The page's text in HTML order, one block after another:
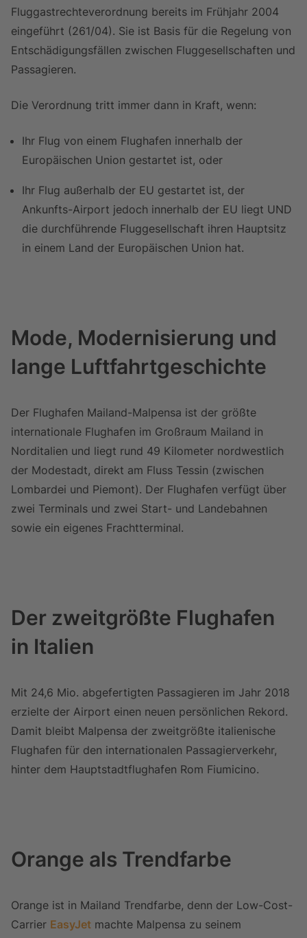
Fluggastrechteverordnung bereits im Frühjahr 2004
eingeführt (261/04). Sie ist Basis für die Regelung von
Entschädigungsfällen zwischen Fluggesellschaften und
Passagieren.
Die Verordnung tritt immer dann in Kraft, wenn:
Ihr Flug von einem Flughafen innerhalb der
Europäischen Union gestartet ist, oder
Ihr Flug außerhalb der EU gestartet ist, der
Ankunfts-Airport jedoch innerhalb der EU liegt UND
die durchführende Fluggesellschaft ihren Hauptsitz
in einem Land der Europäischen Union hat.
Mode, Modernisierung und
lange Luftfahrtgeschichte
Der Flughafen Mailand-Malpensa ist der größte
internationale Flughafen im Großraum Mailand in
Norditalien und liegt rund 49 Kilometer nordwestlich
der Modestadt, direkt am Fluss Tessin (zwischen
Lombardei und Piemont). Der Flughafen verfügt über
zwei Terminals und zwei Start- und Landebahnen
sowie ein eigenes Frachtterminal.
Der zweitgrößte Flughafen
in Italien
Mit 24,6 Mio. abgefertigten Passagieren im Jahr 2018
erzielte der Airport einen neuen persönlichen Rekord.
Damit bleibt Malpensa der zweitgrößte italienische
Flughafen für den internationalen Passagierverkehr,
hinter dem Hauptstadtflughafen Rom Fiumicino.
Orange als Trendfarbe
Orange ist in Mailand Trendfarbe, denn der Low-Cost-
Carrier EasyJet machte Malpensa zu seinem